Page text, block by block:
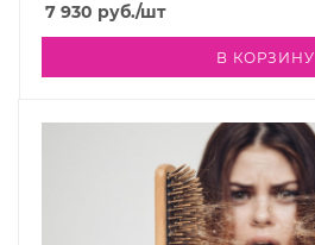
7 930 руб./шт
В КОРЗИНУ